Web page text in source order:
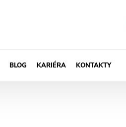
BLOG KARIÉRA KONTAKTY